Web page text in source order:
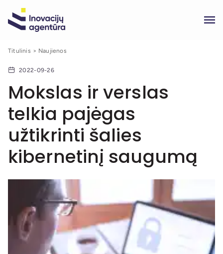
Titulinis Naujienos
2022-09-26
Mokslas ir verslas
telkia pajėgas
užtikrinti šalies
kibernetinį saugumą